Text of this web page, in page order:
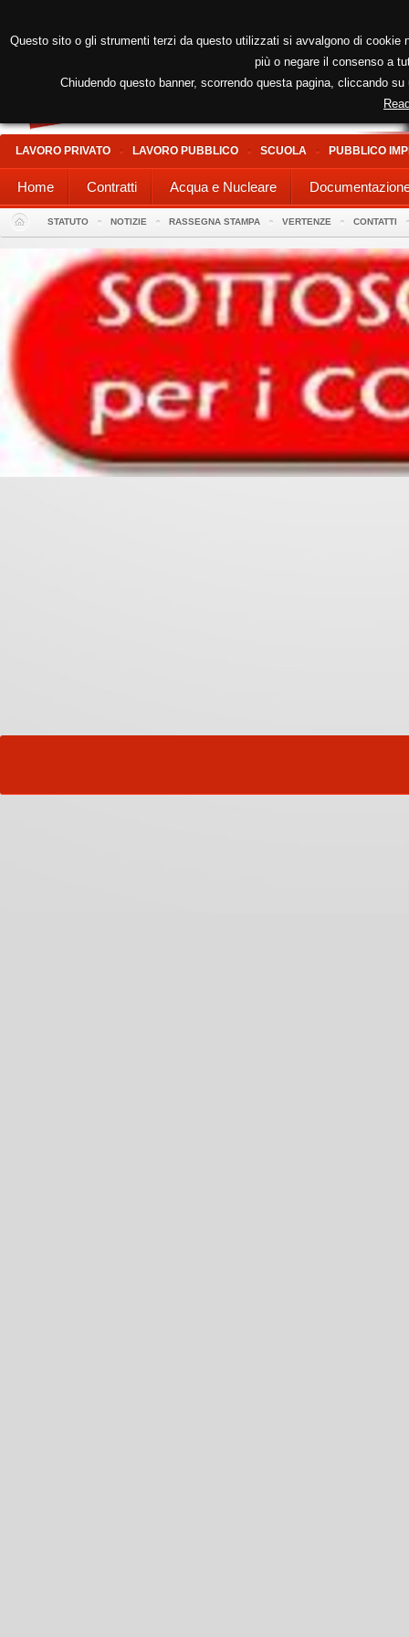
LAVORO PRIVATO LAVORO PUBBLICO SCUOLA PUBBLICO
Home Contratti Acqua e Nucleare
STATUTO NOTIZIE RASSEGNA STAMPA VERTENZE CONTATTI
Questo sito o gli strumenti terzi da questo utilizzati si avvalgono di
più o negare il consenso a
Chiudendo questo banner, scorrendo questa pagina, cliccando